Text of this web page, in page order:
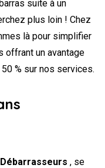
suite à un
plus loin ! Chez
là pour simplifier
offrant un avantage
% sur nos services.
, se